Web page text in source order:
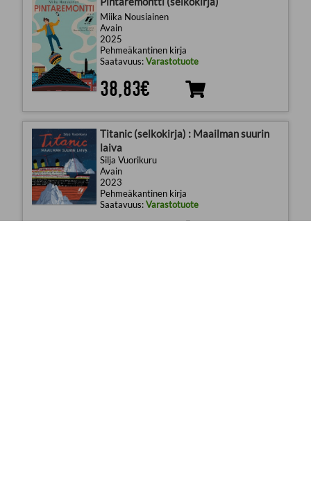
Miika Nousiainen
Avain
2025
Pehmeäkantinen kirja
Saatavuus:Varastotuote
38,83€
Titanic (selkokirja) : Maailman suurin
laiva
Silja Vuorikuru
Avain
2023
Pehmeäkantinen kirja
Saatavuus:Varastotuote
35,08€